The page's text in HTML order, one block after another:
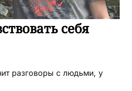
себя
разговоры с людьми, у